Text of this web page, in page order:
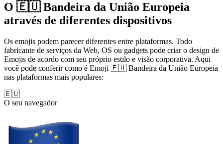
O 🇪🇺 Bandeira da União Europeia
através de diferentes dispositivos
Os emojis podem parecer diferentes entre plataformas. Todo
fabricante de serviços da Web, OS ou gadgets pode criar o design de
Emojis de acordo com seu próprio estilo e visão corporativa. Aqui
você pode conferir como é Emoji 🇪🇺 Bandeira da União Europeia
nas plataformas mais populares:
🇪🇺
O seu navegador